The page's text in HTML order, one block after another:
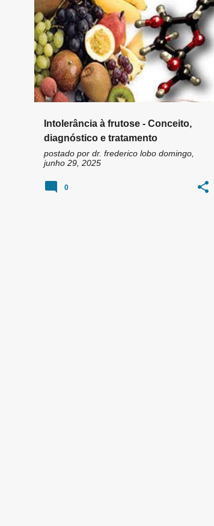
n
s
Intolerância à frutose - Conceito,
diagnóstico e tratamento
postado por dr. frederico lobo domingo,
junho 29, 2025
FRUCTOSE FRUTOSE +2
0